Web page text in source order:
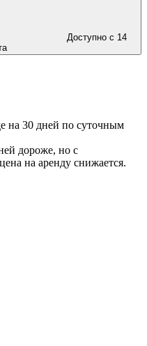
Доступно с 14
на 30 дней по суточным
дороже, но с
на аренду снижается.